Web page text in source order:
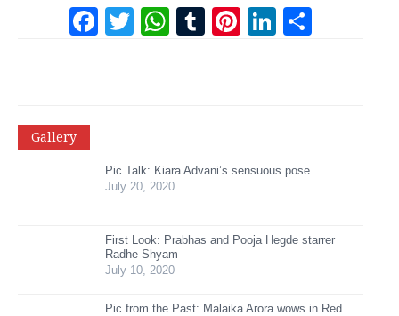
Facebook
Twitter
WhatsApp
Tumblr
Pinterest
Gallery
Pic Talk: Kiara Advani’s sensuous pose
July 20, 2020
First Look: Prabhas and Pooja Hegde starrer
Radhe Shyam
July 10, 2020
Pic from the Past: Malaika Arora wows in Red